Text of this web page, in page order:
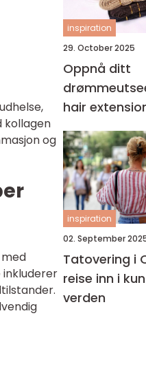
kollagen
og
inspiration
29. October 2025
Oppnå ditt
hair
inspiration
02. September
Tatovering i
reise inn i
verden